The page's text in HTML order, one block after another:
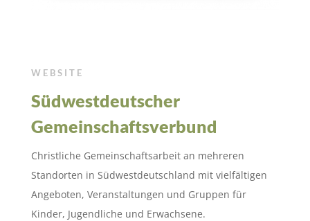
WEBSITE
Südwestdeutscher
Gemeinschaftsverbund
Christliche Gemeinschaftsarbeit an mehreren
Standorten in Südwestdeutschland mit vielfältigen
Angeboten, Veranstaltungen und Gruppen für
Kinder, Jugendliche und Erwachsene.